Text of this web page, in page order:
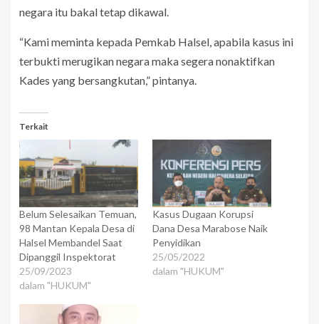
negara itu bakal tetap dikawal.
“Kami meminta kepada Pemkab Halsel, apabila kasus ini
terbukti merugikan negara maka segera nonaktifkan
Kades yang bersangkutan,” pintanya.
Terkait
Belum Selesaikan Temuan,
98 Mantan Kepala Desa di
Halsel Membandel Saat
Dipanggil Inspektorat
25/09/2023
dalam "HUKUM"
Kasus Dugaan Korupsi
Dana Desa Marabose Naik
Penyidikan
25/05/2022
dalam "HUKUM"